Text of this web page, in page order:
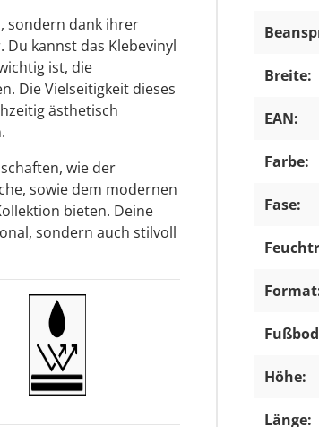
sondern dank ihrer
kannst das Klebevinyl
ist, die
Die Vielseitigkeit dieses
ästhetisch
wie der
sowie dem modernen
bieten. Deine
sondern auch stilvoll
Breite:
EAN:
Farbe:
Fase:
Höhe:
Länge: